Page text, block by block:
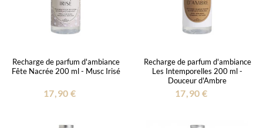
Recharge de parfum d'ambiance
Fête Nacrée 200 ml - Musc Irisé
17,90 €
Recharge de parfum d'ambiance
Les Intemporelles 200 ml -
Douceur d'Ambre
17,90 €